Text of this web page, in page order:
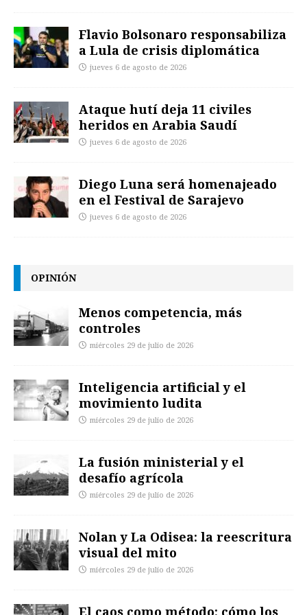
Flavio Bolsonaro responsabiliza
a Lula de crisis diplomática
jueves 6 de agosto de 2026
Ataque hutí deja 11 civiles
heridos en Arabia Saudí
jueves 6 de agosto de 2026
Diego Luna será homenajeado
en el Festival de Sarajevo
jueves 6 de agosto de 2026
OPINIÓN
Menos competencia, más
controles
miércoles 29 de julio de 2026
Inteligencia artificial y el
movimiento ludita
miércoles 29 de julio de 2026
La fusión ministerial y el
desafío agrícola
miércoles 29 de julio de 2026
Nolan y La Odisea: la reescritura
visual del mito
miércoles 29 de julio de 2026